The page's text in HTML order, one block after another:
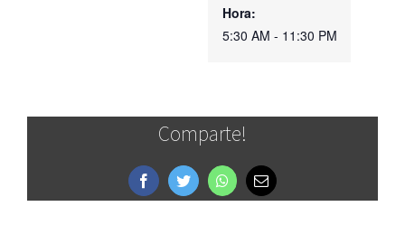
Hora:
5:30 AM - 11:30 PM
Comparte!
FacebookTwitterWhatsAppCorreo
electrónico